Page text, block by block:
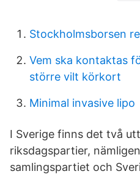
Stockholmsborsen
Vem ska kontaktas
större vilt körkort
Minimal invasive lipo
I Sverige finns det två
riksdagspartier,
samlingspartiet och